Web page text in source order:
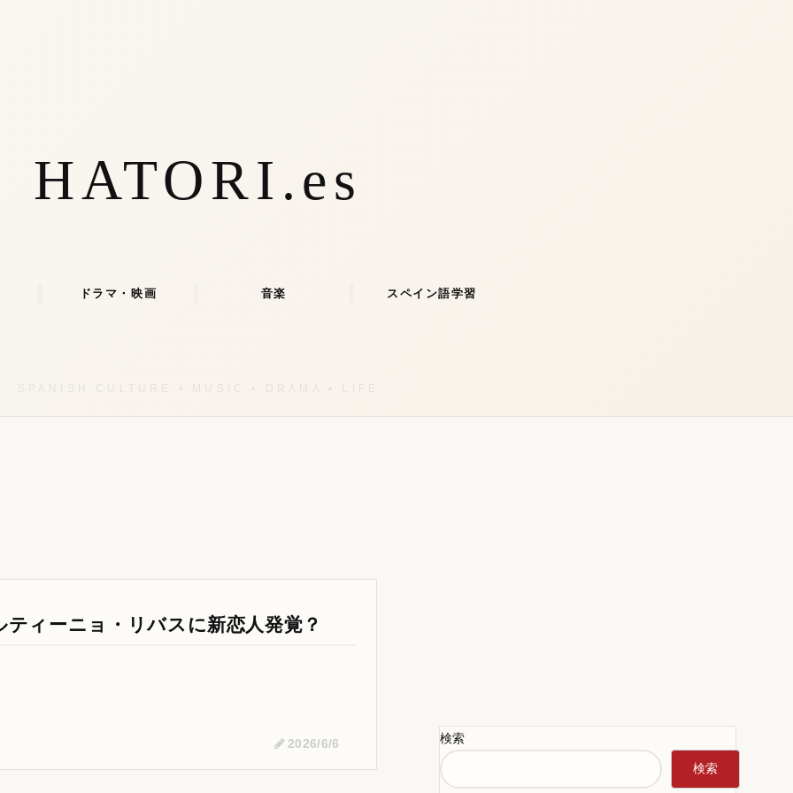
HATORI.es
ドラマ・映画 音楽 スペイン語学習
ティーニョ・リバスに新恋人発覚？
2026/6/6 検索
検索